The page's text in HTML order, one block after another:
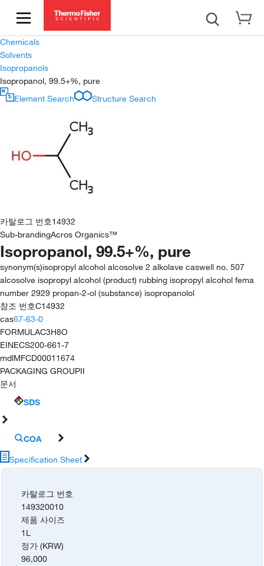
Chemicals
Solvents
Isopropanols
Isopropanol, 99.5+%, pure
Element Search
Structure Search
카탈로그 번호14932
Sub-brandingAcros Organics™
Isopropanol, 99.5+%, pure
synonym(s)isopropyl alcohol alcosolve 2 alkolave caswell no. 507
alcosolve isopropyl alcohol (product) rubbing isopropyl alcohol fema
number 2929 propan-2-ol (substance) isopropanolol
참조 번호C14932
cas67-63-0
FORMULAC3H8O
EINECS200-661-7
mdlMFCD00011674
PACKAGING GROUPII
문서
SDS
COA
Specification Sheet
카탈로그 번호
149320010
제품 사이즈
1L
정가 (KRW)
96,000